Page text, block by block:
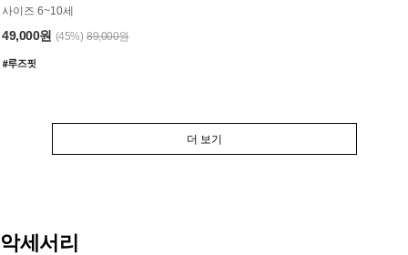
사이즈 6~10세
49,000원 (45%) 89,000원
더 보기
악세서리